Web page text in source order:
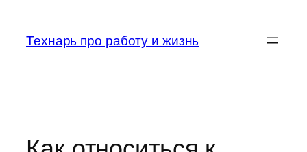
содержимому
Технарь про работу и жизнь